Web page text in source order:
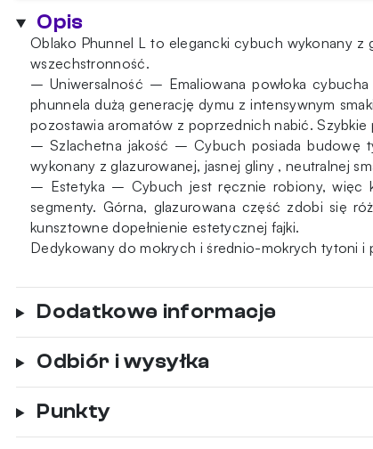
Opis
Oblako Phunnel L to elegancki cybuch wykonany z
wszechstronność.
– Uniwersalność – Emaliowana powłoka
phunnela dużą generację dymu z intensywnym
pozostawia aromatów z poprzednich nabić.
– Szlachetna jakość – Cybuch posiada budowę
wykonany z glazurowanej, jasnej gliny , neutralnej
– Estetyka – Cybuch jest ręcznie robiony, więc
segmenty. Górna, glazurowana część zdobi się
kunsztowne dopełnienie estetycznej fajki.
Dedykowany do mokrych i średnio-mokrych tytoni i
Dodatkowe informacje
Odbiór i wysyłka
Punkty